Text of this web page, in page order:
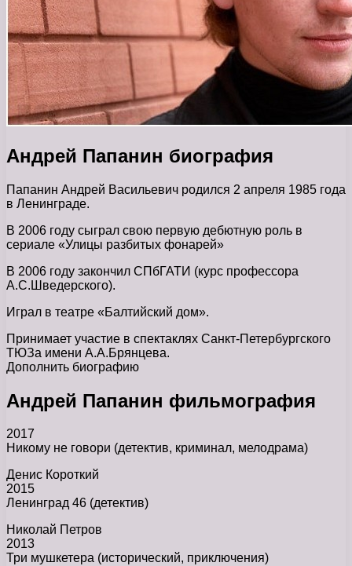
Андрей Папанин биография
Папанин Андрей Васильевич родился 2 апреля 1985 года
в Ленинграде.
В 2006 году сыграл свою первую дебютную роль в
сериале «Улицы разбитых фонарей»
В 2006 году закончил СПбГАТИ (курс профессора
А.С.Шведерского).
Играл в театре «Балтийский дом».
Принимает участие в спектаклях Санкт-Петербургского
ТЮЗа имени А.А.Брянцева.
Дополнить биографию
Андрей Папанин фильмография
2017
Никому не говори (детектив, криминал, мелодрама)
Денис Короткий
2015
Ленинград 46 (детектив)
Николай Петров
2013
Три мушкетера (исторический, приключения)